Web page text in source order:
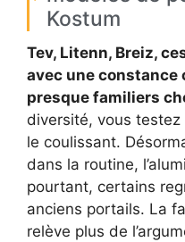
Kostum
Tev, Litenn, Breiz,
avec une constance
presque familiers
diversité, vous
le coulissant.
dans la routine,
pourtant, certains
anciens portails. La
relève plus de